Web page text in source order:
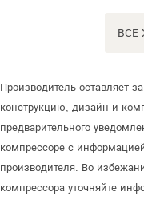
ВСЕ
Производитель оставляет
конструкцию, дизайн и
предварительного
компрессоре с
производителя. Во
компрессора уточняйте